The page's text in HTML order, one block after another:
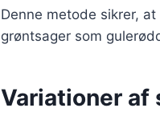
Denne metode sikrer,
grøntsager som
Variationer